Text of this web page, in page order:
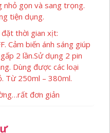
nhỏ gọn và sang trọng.
tiện dụng.
đặt thời gian xịt:
Cảm biến ánh sáng giúp
2 lần.Sử dụng 2 pin
Dùng được các loại
Từ 250ml – 380ml.
đơn giản